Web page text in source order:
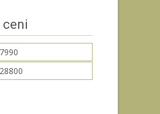
Минимална
цена